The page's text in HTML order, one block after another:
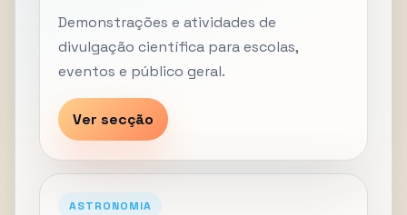
Demonstrações e atividades de
divulgação científica para escolas,
eventos e público geral.
Ver secção
ASTRONOMIA